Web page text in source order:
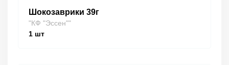
Шокозаврики 39г
"КФ "Эссен""
1 шт